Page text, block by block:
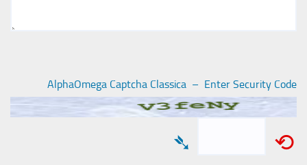
AlphaOmega Captcha Classica – Enter Security Code
⟲
➴